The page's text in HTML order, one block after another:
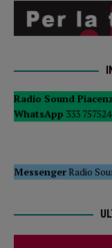
Radio Sound
WhatsApp 333
MessengerRadio